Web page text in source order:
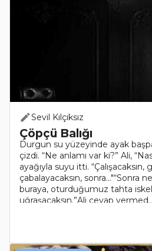
Sevil Kılçıksız
Çöpçü Balığı
Durgun su yüzeyinde ayak
çizdi. “Ne anlamı var ki?” Ali,
ayağıyla suyu itti.
çabalayacaksın, sonra…"“Sonra
buraya, oturduğumuz tahta
uğraşacaksın.”Ali cevap vermed..